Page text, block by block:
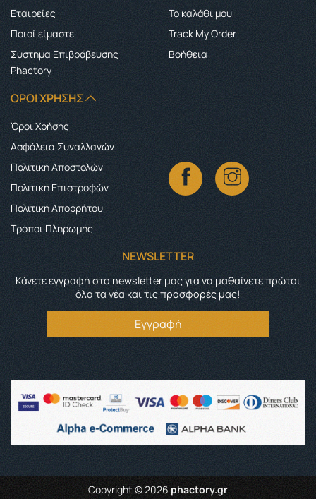
Εταιρείες
Ποιοί είμαστε
Σύστημα Επιβράβευσης
Phactory
Το καλάθι μου
Track My Order
Boήθεια
ΌΡΟΙ ΧΡΉΣΗΣ
Όροι Χρήσης
Ασφάλεια Συναλλαγών
Πολιτική Αποστολών
Πολιτική Επιστροφών
Πολιτική Απορρήτου
Τρόποι Πληρωμής
NEWSLETTER
Κάνετε εγγραφή στο newsletter μας για να μαθαίνετε πρώτοι
όλα τα νέα και τις προσφορές μας!
Εγγραφή
Copyright © 2026 phactory.gr